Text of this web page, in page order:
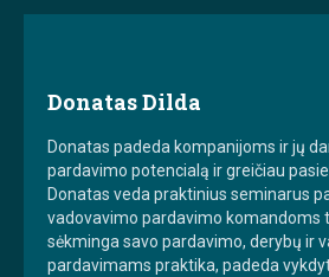
Donatas Dilda
Donatas padeda kompanijoms ir jų
pardavimo potencialą ir greičiau
Donatas veda praktinius seminarus
vadovavimo pardavimo komandoms
sėkminga savo pardavimo, derybų ir
pardavimams praktika, padeda